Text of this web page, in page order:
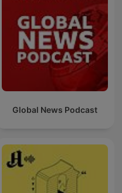
Global News Podcast